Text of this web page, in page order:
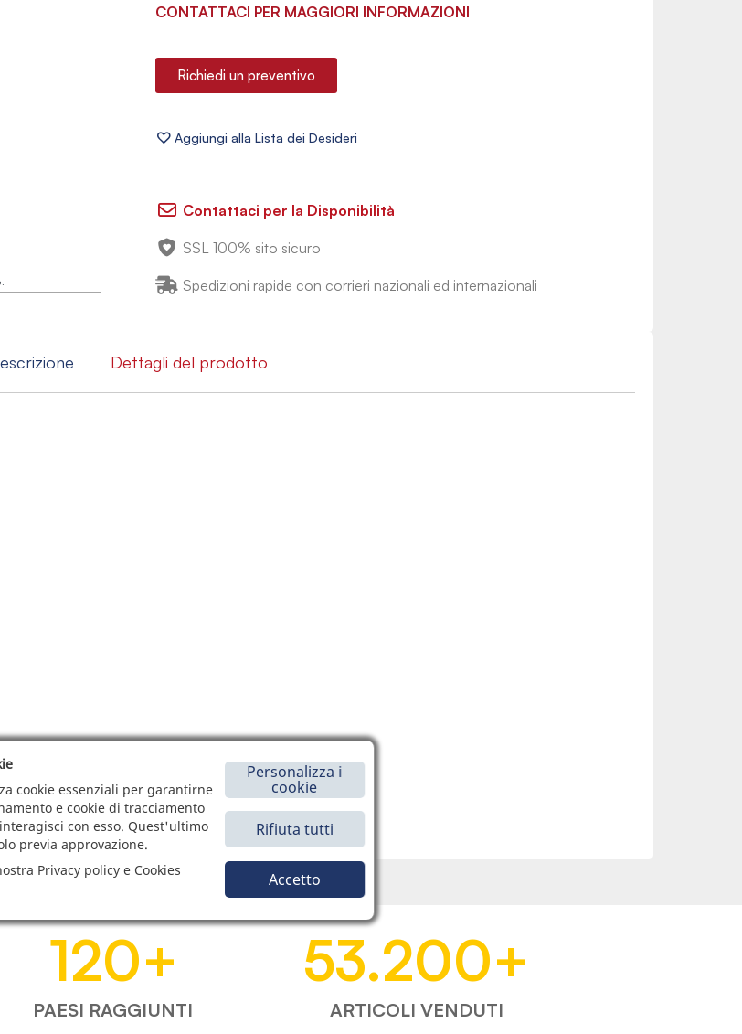
CONTATTACI PER MAGGIORI INFORMAZIONI
Richiedi un preventivo
Contattaci per la Disponibilità
SSL 100% sito sicuro
Spedizioni rapide con corrieri nazionali ed internazionali
Dettagli del prodotto
120+
PAESI RAGGIUNTI
53.200+
ARTICOLI VENDUTI
cookie essenziali per garantirne
e cookie di tracciamento
con esso. Quest'ultimo
previa approvazione.
Privacy policy e Cookies
Personalizza i
cookie
Rifiuta tutti
Accetto